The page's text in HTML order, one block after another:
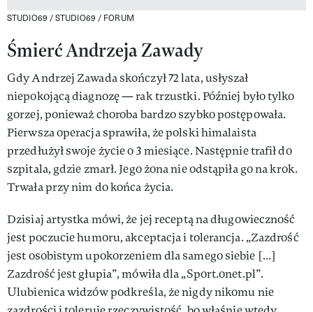
STUDIO69 / STUDIO69 / FORUM
Śmierć Andrzeja Zawady
Gdy Andrzej Zawada skończył 72 lata, usłyszał
niepokojącą diagnozę — rak trzustki. Później było tylko
gorzej, ponieważ choroba bardzo szybko postępowała.
Pierwsza operacja sprawiła, że polski himalaista
przedłużył swoje życie o 3 miesiące. Następnie trafił do
szpitala, gdzie zmarł. Jego żona nie odstąpiła go na krok.
Trwała przy nim do końca życia.
Dzisiaj artystka mówi, że jej receptą na długowieczność
jest poczucie humoru, akceptacja i tolerancja. „Zazdrość
jest osobistym upokorzeniem dla samego siebie [...]
Zazdrość jest głupia”, mówiła dla „Sport.onet.pl”.
Ulubienica widzów podkreśla, że nigdy nikomu nie